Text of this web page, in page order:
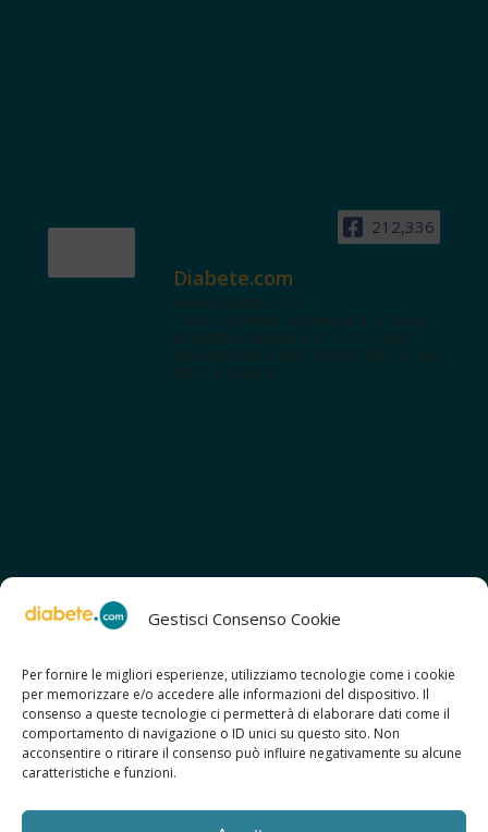
Gestisci Consenso Cookie
Per fornire le migliori esperienze, utilizziamo tecnologie come i cookie
per memorizzare e/o accedere alle informazioni del dispositivo. Il
consenso a queste tecnologie ci permetterà di elaborare dati come il
comportamento di navigazione o ID unici su questo sito. Non
acconsentire o ritirare il consenso può influire negativamente su alcune
caratteristiche e funzioni.
212,336
Diabete.com
www.diabete.com
Tanti contenuti autorevoli e un'area
interattiva dedicata a te con spazi
educazionali e test. Iscriviti alla NL per
tutte le novità!
SCOPRI ANCHE:
> ilmiodiabete.com
> casadiabete.it
> digitaldiabetes.srl
> obesitalia.com